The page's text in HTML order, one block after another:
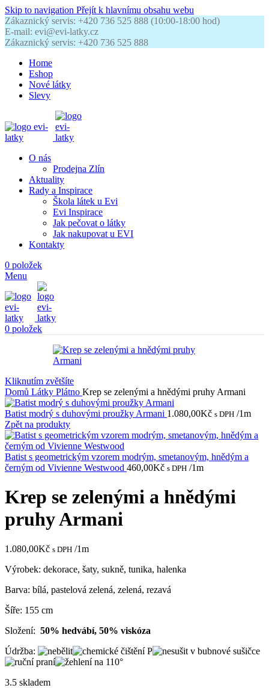
Skip to navigation Přejít k hlavnímu obsahu webu
Zákaznický servis: +420 736 525 888 (10:00-18:00 hod)
E-mail: evi@evi-latky.cz
Zákaznický servis: +420 736 525 888
Home
Eshop
Nové látky
Slevy
O nás
Prodejna Zlín
Aktuality
Rady a Inspirace
Škola látek u Evi
Evi Inspirace
Jak pečovat o látky
Jak nakupovat u EVI
Kontakty
0 položek
Menu
0 položek
Kliknutím zvětšíte
Domů Látky Plátno Krep se zelenými a hnědými pruhy Armani
Batist modrý s duhovými proužky Armani 1.080,00Kč s DPH /1m
Zpět na produkty
Batist s geometrickým vzorem modrým, smetanovým, hnědým a
černým od Vivienne Westwood 460,00Kč s DPH /1m
Krep se zelenými a hnědými
pruhy Armani
1.080,00Kč s DPH /1m
Výrobek: dekorace, šaty, sukně, tunika, halenka
Barva: bílá, pastelová zelená, zelená, rezavá
Šíře: 155 cm
Složení: 50% hedvábí, 50% viskóza
Údržba:
3.5 skladem